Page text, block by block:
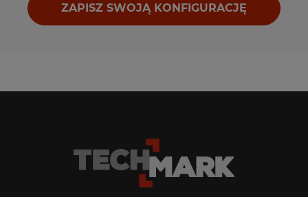
ZAPISZ SWOJĄ KONFIGURACJĘ